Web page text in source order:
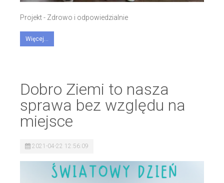
Projekt - Zdrowo i odpowiedzialnie
Więcej...
Dobro Ziemi to nasza
sprawa bez względu na
miejsce
2021-04-22 12:56:09